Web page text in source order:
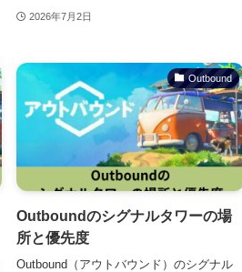
2026年7月2日
Outbound
Outboundのシグナルタワーの場
所と優先度
Outbound（アウトバウンド）のシグナル